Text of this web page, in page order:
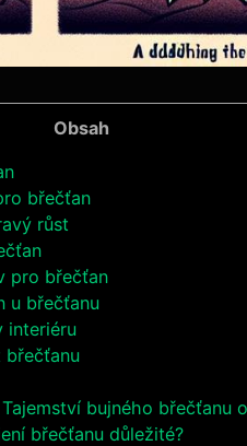
Obsah
břečťan
růst
pro břečťan
u břečťanu
interiéru
břečťanu
bujného břečťanu
břečťanu ‍důležité?